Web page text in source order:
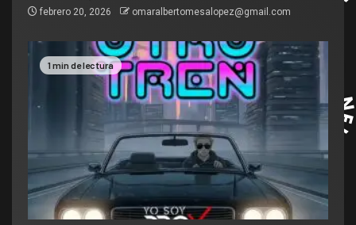
febrero 20, 2026 omaralbertomesalopez@gmail.com
1 min de lectura